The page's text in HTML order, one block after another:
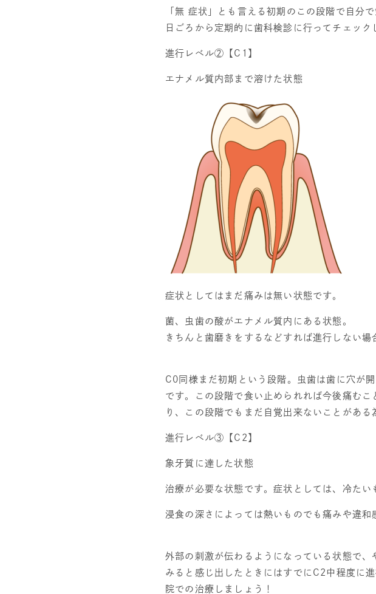
「無 症状」とも言える初期のこの段階で自分
日ごろから定期的に歯科検診に行ってチェック
進行レベル②【 C1 】
エナメル質内部まで溶けた状態
症状としてはまだ 痛みは無い状態です。
菌、虫歯の酸がエナメル質内にある状態。
きちんと歯磨きをするなどすれば進行しない場
C0 同様まだ初期という段階。虫歯は歯に穴が
です。この段階で食い止められれば今後痛むこ
り、この段階でもまだ自覚出来ないことがあ
進行レベル③【 C2 】
象牙質に達した状態
治療が必要な状態です。症状としては、冷たい
浸食の深さによっては熱いものでも痛みや違
外部の刺激が伝わるようになっている状態で
みると感じ出したときにはすでに C2 中程度に
院での治療しましょう！